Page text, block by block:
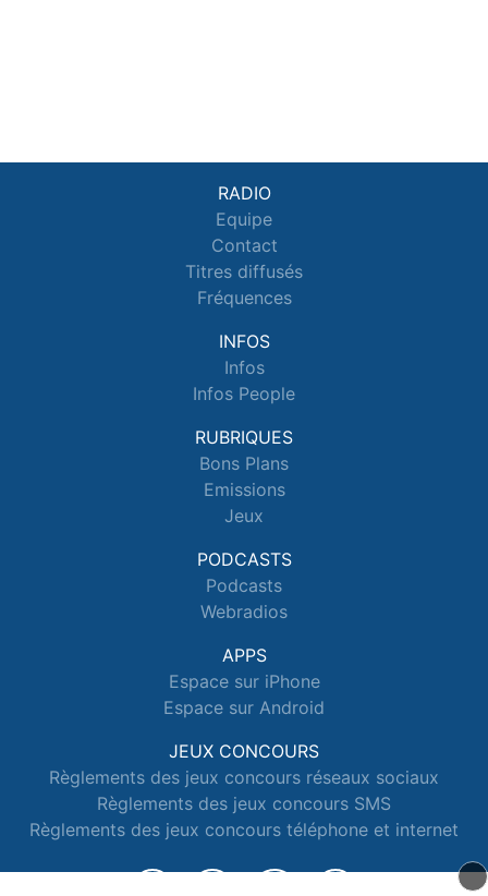
RADIO
Equipe
Contact
Titres diffusés
Fréquences
INFOS
Infos
Infos People
RUBRIQUES
Bons Plans
Emissions
Jeux
PODCASTS
Podcasts
Webradios
APPS
Espace sur iPhone
Espace sur Android
JEUX CONCOURS
Règlements des jeux concours réseaux sociaux
Règlements des jeux concours SMS
Règlements des jeux concours téléphone et internet